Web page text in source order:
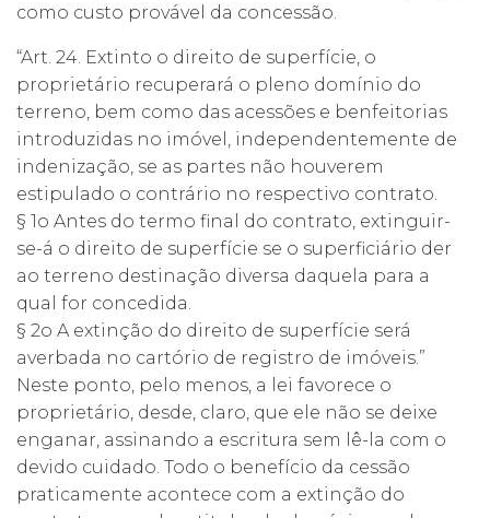
como custo provável da concessão.
“Art. 24. Extinto o direito de superfície, o
proprietário recuperará o pleno domínio do
terreno, bem como das acessões e benfeitorias
introduzidas no imóvel, independentemente de
indenização, se as partes não houverem
estipulado o contrário no respectivo contrato.
§ 1o Antes do termo final do contrato, extinguir-
se-á o direito de superfície se o superficiário der
ao terreno destinação diversa daquela para a
qual for concedida.
§ 2o A extinção do direito de superfície será
averbada no cartório de registro de imóveis.”
Neste ponto, pelo menos, a lei favorece o
proprietário, desde, claro, que ele não se deixe
enganar, assinando a escritura sem lê-la com o
devido cuidado. Todo o benefício da cessão
praticamente acontece com a extinção do